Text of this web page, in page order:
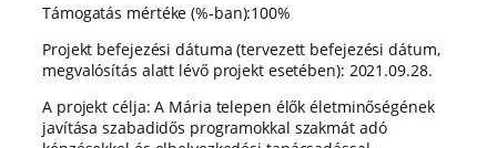
Támogatás mértéke (%-ban):100%
Projekt befejezési dátuma (tervezett befejezési dátum,
megvalósítás alatt lévő projekt esetében): 2021.09.28.
A projekt célja: A Mária telepen élők életminőségének
javítása szabadidős programokkal szakmát adó